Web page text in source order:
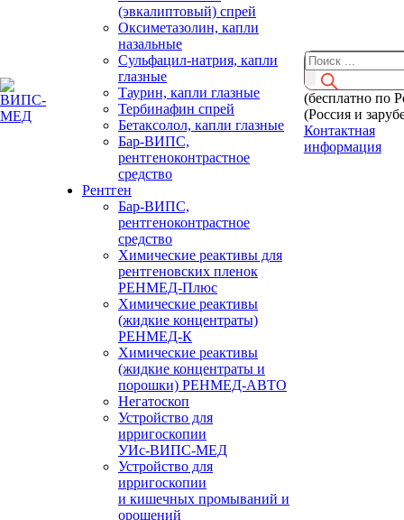
(эвкалиптовый) спрей
Оксиметазолин, капли
назальные
Сульфацил-натрия, капли
глазные
Таурин, капли глазные
Тербинафин спрей
Бетаксолол, капли глазные
Бар-ВИПС,
рентгеноконтрастное
средство
Рентген
Бар-ВИПС,
рентгеноконтрастное
средство
Химические реактивы для
рентгеновских пленок
РЕНМЕД-Плюс
Химические реактивы
(жидкие концентраты)
РЕНМЕД-К
Химические реактивы
(жидкие концентраты и
порошки) РЕНМЕД-АВТО
Негатоскоп
Устройство для
ирригоскопии
УИс-ВИПС-МЕД
Устройство для
ирригоскопии
и кишечных промываний и
орошений
(бесплатно по
(Россия и
Контактная
информация